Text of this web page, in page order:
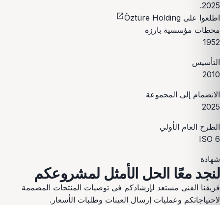
2025.
اطلعوا على Öztüre Holding
open_in_new
محطات مؤسسية بارزة
1952
التأسيس
2010
الانضمام إلى المجموعة
2025
الطرح العام الأولي
6
ISO
شهادة
لنجد معًا الحل الأمثل لمشروعكم
فريقنا الفني مستعد لإرشادكم في توصيات المنتجات المصممة
لاحتياجاتكم وعمليات إرسال العينات وطلبات الأسعار.